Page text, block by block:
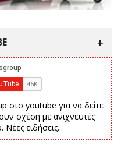
στο youtube για να δείτε
σχέση με ανιχνευτές
ειδήσεις...